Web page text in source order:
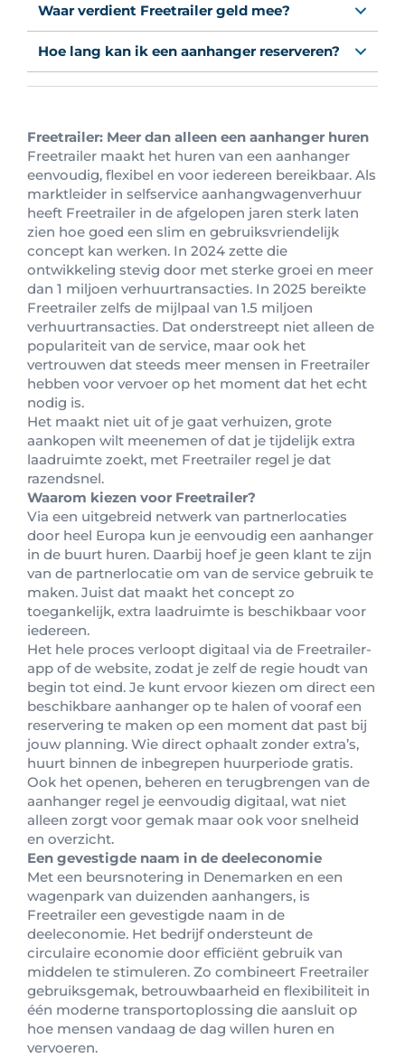
Waar verdient Freetrailer geld mee?
Hoe lang kan ik een aanhanger reserveren?
Freetrailer: Meer dan alleen een aanhanger huren
Freetrailer maakt het huren van een aanhanger
eenvoudig, flexibel en voor iedereen bereikbaar. Als
marktleider in selfservice aanhangwagenverhuur
heeft Freetrailer in de afgelopen jaren sterk laten
zien hoe goed een slim en gebruiksvriendelijk
concept kan werken. In 2024 zette die
ontwikkeling stevig door met sterke groei en meer
dan 1 miljoen verhuurtransacties. In 2025 bereikte
Freetrailer zelfs de mijlpaal van 1.5 miljoen
verhuurtransacties. Dat onderstreept niet alleen de
populariteit van de service, maar ook het
vertrouwen dat steeds meer mensen in Freetrailer
hebben voor vervoer op het moment dat het echt
nodig is.
Het maakt niet uit of je gaat verhuizen, grote
aankopen wilt meenemen of dat je tijdelijk extra
laadruimte zoekt, met Freetrailer regel je dat
razendsnel.
Waarom kiezen voor Freetrailer?
Via een uitgebreid netwerk van partnerlocaties
door heel Europa kun je eenvoudig een aanhanger
in de buurt huren. Daarbij hoef je geen klant te zijn
van de partnerlocatie om van de service gebruik te
maken. Juist dat maakt het concept zo
toegankelijk, extra laadruimte is beschikbaar voor
iedereen.
Het hele proces verloopt digitaal via de Freetrailer-
app of de website, zodat je zelf de regie houdt van
begin tot eind. Je kunt ervoor kiezen om direct een
beschikbare aanhanger op te halen of vooraf een
reservering te maken op een moment dat past bij
jouw planning. Wie direct ophaalt zonder extra’s,
huurt binnen de inbegrepen huurperiode gratis.
Ook het openen, beheren en terugbrengen van de
aanhanger regel je eenvoudig digitaal, wat niet
alleen zorgt voor gemak maar ook voor snelheid
en overzicht.
Een gevestigde naam in de deeleconomie
Met een beursnotering in Denemarken en een
wagenpark van duizenden aanhangers, is
Freetrailer een gevestigde naam in de
deeleconomie. Het bedrijf ondersteunt de
circulaire economie door efficiënt gebruik van
middelen te stimuleren. Zo combineert Freetrailer
gebruiksgemak, betrouwbaarheid en flexibiliteit in
één moderne transportoplossing die aansluit op
hoe mensen vandaag de dag willen huren en
vervoeren.